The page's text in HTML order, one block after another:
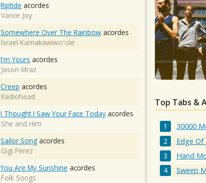
Top Tabs &
30000
Edge Of
Hand
Sweep
Riptide acordes
Vance Joy
Somewhere Over The Rainbow acordes
Israel Kamakawiwo'ole
I'm Yours acordes
Jason Mraz
Creep acordes
Radiohead
I Thought I Saw Your Face Today acordes
She and Him
Sailor Song acordes
Gigi Perez
You Are My Sunshine acordes
Folk Songs